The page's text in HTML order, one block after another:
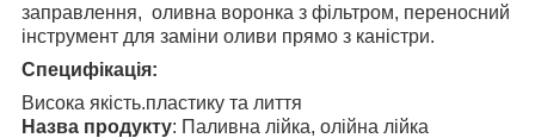
заправлення, оливна воронка з фільтром, переносний
інструмент для заміни оливи прямо з каністри.
Специфікація:
Висока якість.пластику та лиття
Назва продукту: Паливна лійка, олійна лійка